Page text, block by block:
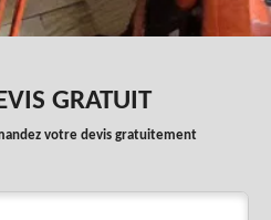
GRATUIT
votre devis gratuitement